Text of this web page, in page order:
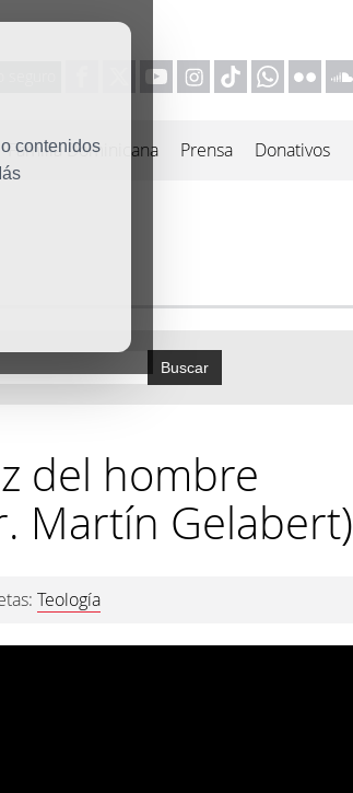
contenidos
Familia Dominicana Prensa Donativos
Buscar
del hombre
Martín Gelabert)
Teología